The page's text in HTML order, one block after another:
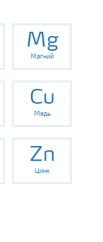
Mg
Магний
Cu
Медь
Zn
Цинк